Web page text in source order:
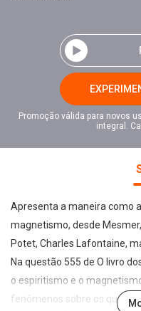
Promoção válida para novos
integral.
Apresenta a maneira como
magnetismo, desde
Potet, Charles Lafontaine,
Na questão 555 de O livro
o espiritismo e o
fenômenos sobre os quais